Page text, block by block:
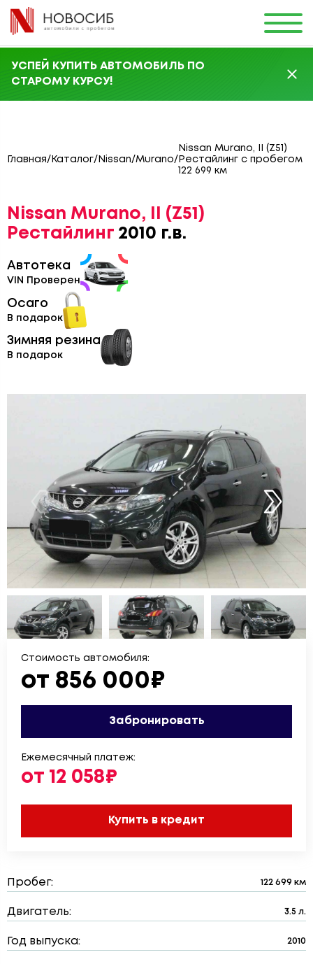
УСПЕЙ КУПИТЬ АВТОМОБИЛЬ ПО
СТАРОМУ КУРСУ!
Главная/ Каталог/ Nissan/Murano/
Nissan Murano, II (Z51)
Рестайлинг с пробегом
122 699 км
Nissan Murano, II (Z51)
Рестайлинг 2010 г.в.
Автотека
VIN Проверен
Осаго
В подарок
Зимняя резина
В подарок
Стоимость автомобиля:
от 856 000₽
Забронировать
Ежемесячный платеж:
от 12 058₽
Купить в кредит
Пробег: 122 699 км
Двигатель: 3.5 л.
Год выпуска: 2010